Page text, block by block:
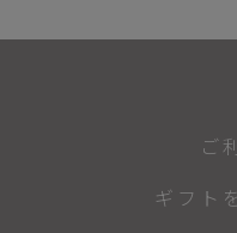
ご
ギフト